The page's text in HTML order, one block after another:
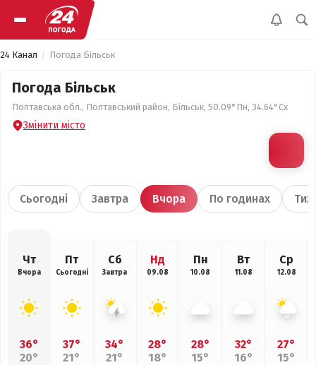
24 Канал Погода Більськ
Погода Більськ
Полтавська обл., Полтавський район, Більськ, 50.09°Пн, 34.64°Сх
Змінити місто
Сьогодні Завтра Вчора По годинах
Чт
Вчора
36°
20°
Пт
Сьогодні
37°
21°
Сб
Завтра
34°
21°
Нд
09.08
28°
18°
Пн
10.08
28°
15°
Вт
11.08
32°
16°
Ср
12.08
27°
15°